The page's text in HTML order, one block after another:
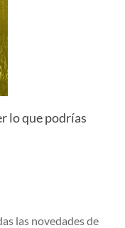
lo que podrías
las novedades de